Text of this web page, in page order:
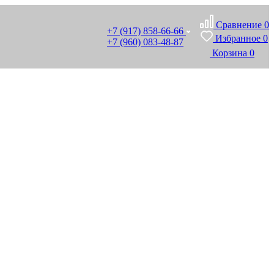
+7 (917) 858-66-66
+7 (960) 083-48-87
Сравнение 0
Избранное 0
Корзина 0